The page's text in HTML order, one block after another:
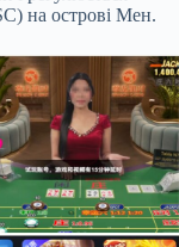
на острові Мен.